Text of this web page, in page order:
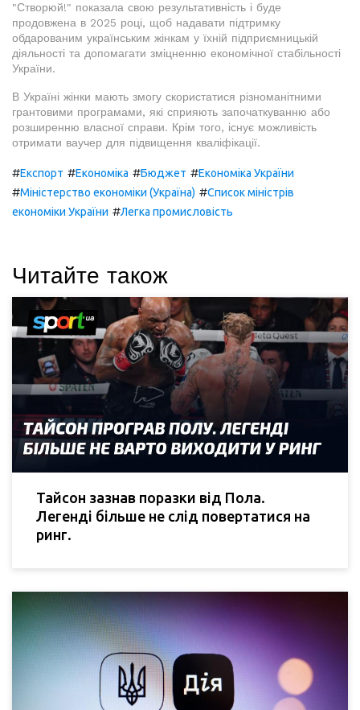
"Створюй!" показала свою результативність і буде
продовжена в 2025 році, щоб надавати підтримку
обдарованим українським жінкам у їхній підприємницькій
діяльності та допомагати зміцненню економічної стабільності
України.
В Україні жінки мають змогу скористатися різноманітними
грантовими програмами, які сприяють започаткуванню або
розширенню власної справи. Крім того, існує можливість
отримати ваучер для підвищення кваліфікації.
#Експорт #Економіка #Бюджет #Економіка України
#Міністерство економіки (Україна) #Список міністрів
економіки України #Легка промисловість
Читайте також
Тайсон зазнав поразки від Пола.
Легенді більше не слід повертатися на
ринг.